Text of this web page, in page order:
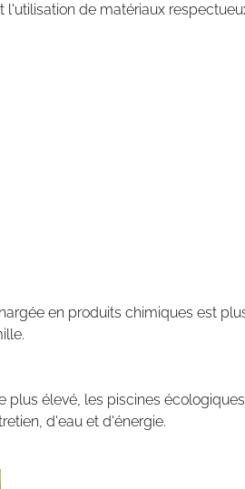
de matériaux
en produits chimiques est
plus élevé, les piscines
d'eau et d'énergie.